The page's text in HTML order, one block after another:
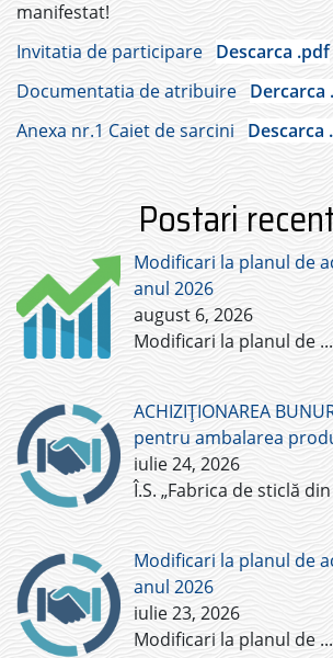
manifestat!
Invitatia de participare Descarca .pdf
Documentatia de atribuire Dercarca
Anexa nr.1 Caiet de sarcini
Descarca
Postari
Modificari la planul de
anul 2026
august 6, 2026
Modificari la planul de ...
ACHIZIȚIONAREA
pentru ambalarea
iulie 24, 2026
Î.S. „Fabrica de sticlă din
Modificari la planul de
anul 2026
iulie 23, 2026
Modificari la planul de ...